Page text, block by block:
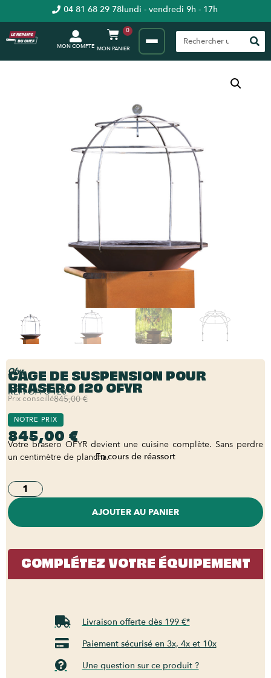
04 81 68 29 78lundi - vendredi 9h - 17h
MON COMPTE
0
Ofyr
CAGE DE SUSPENSION POUR
BRASERO 120 OFYR
REF:OA-C-120
Prix conseillé845,00 €
NOTRE PRIX
845,00 €
Votre brasero OFYR devient une cuisine complète. Sans perdre
un centimètre de plancha.En cours de réassort
AJOUTER AU PANIER
COMPLÉTEZ VOTRE ÉQUIPEMENT
Livraison offerte dès 199 €*
Paiement sécurisé en 3x, 4x et 10x
Une question sur ce produit ?